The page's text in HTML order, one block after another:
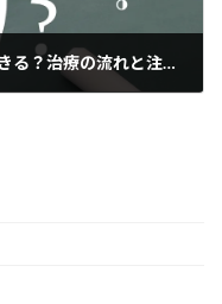
歯周病があってもインプラントはできる？治療の流れと注意点を解説